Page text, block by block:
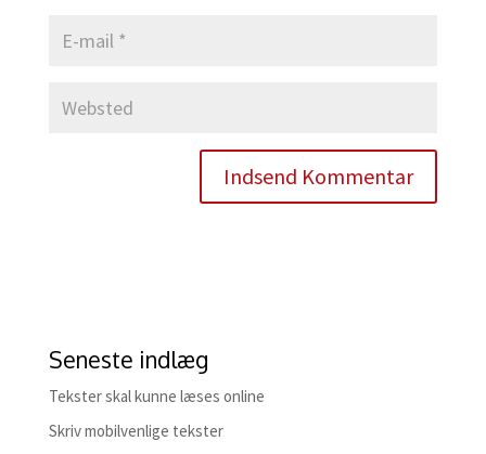
Seneste indlæg
Tekster skal kunne læses online
Skriv mobilvenlige tekster